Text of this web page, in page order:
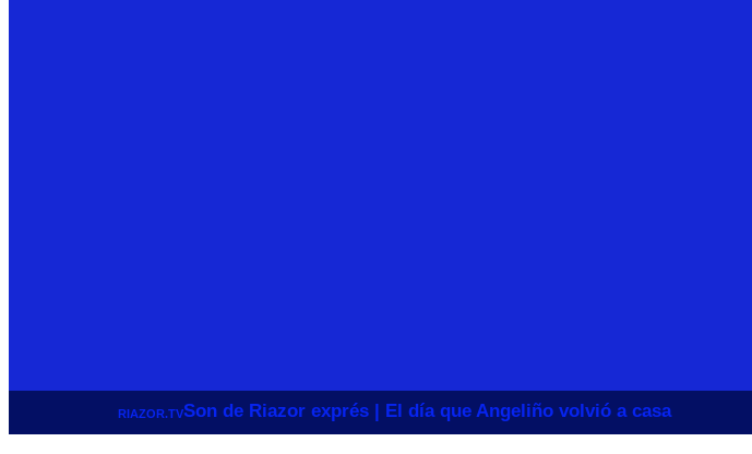
RIAZOR.TVSon de Riazor exprés | El día que Angeliño volvió a casa